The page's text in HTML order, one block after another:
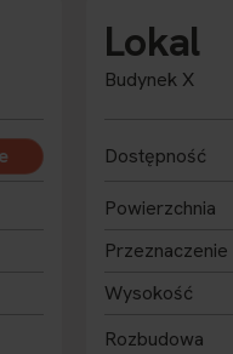
Lokal
Budynek X
Dostępność
Powierzchnia
Przeznaczenie
Wysokość
Rozbudowa